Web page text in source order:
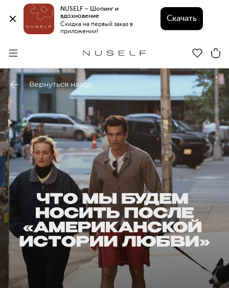
NUSELF – Шопинг и
вдохновение
Скидка на первый заказ в
приложении!
Скачать
Вернуться назад